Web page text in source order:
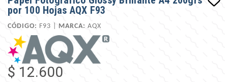
por 100 Hojas AQX F93
CÓDIGO: F93 | MARCA: AQX
$ 12.600